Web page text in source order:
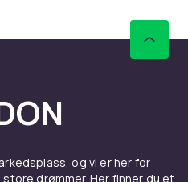
og vi er her for
drømmer. Her finner du et